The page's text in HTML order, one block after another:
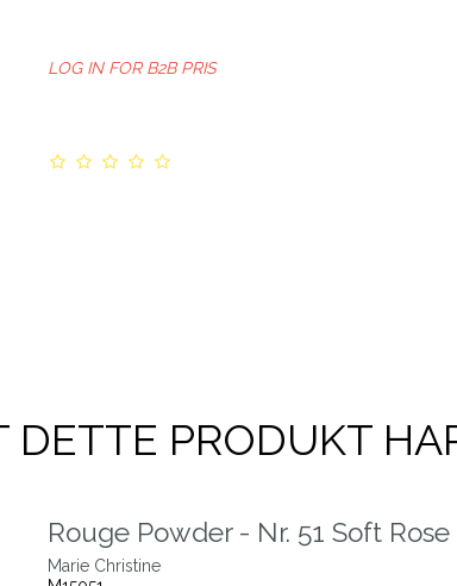
LOG IN FOR B2B PRIS
DETTE PRODUKT
Rouge Powder - Nr. 51 Soft Rose
Marie Christine